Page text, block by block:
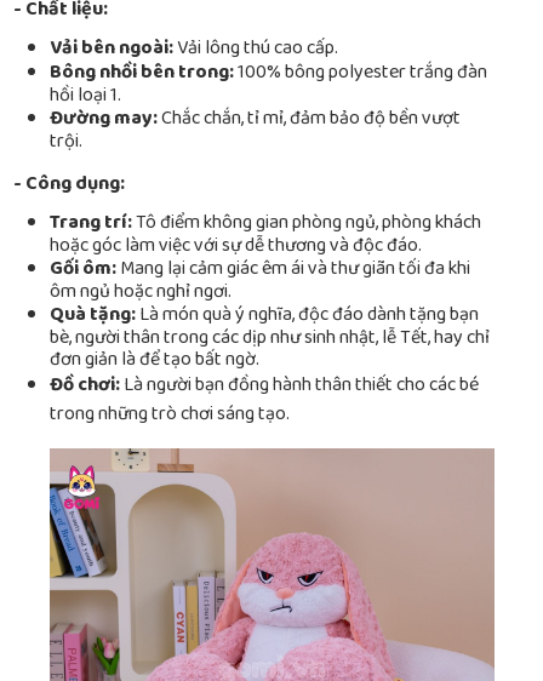
- Chất liệu:
Vải bên ngoài:Vải lông thú cao cấp.
Bông nhồi bên trong:100% bông polyester trắng đàn
hồi loại 1.
Đường may:Chắc chắn, tỉ mỉ, đảm bảo độ bền vượt
trội.
- Công dụng:
Trang trí:Tô điểm không gian phòng ngủ, phòng khách
hoặc góc làm việc với sự dễ thương và độc đáo.
Gối ôm:Mang lại cảm giác êm ái và thư giãn tối đa khi
ôm ngủ hoặc nghỉ ngơi.
Quà tặng:Là món quà ý nghĩa, độc đáo dành tặng bạn
bè, người thân trong các dịp như sinh nhật, lễ Tết, hay chỉ
đơn giản là để tạo bất ngờ.
Đồ chơi:Là người bạn đồng hành thân thiết cho các bé
trong những trò chơi sáng tạo.